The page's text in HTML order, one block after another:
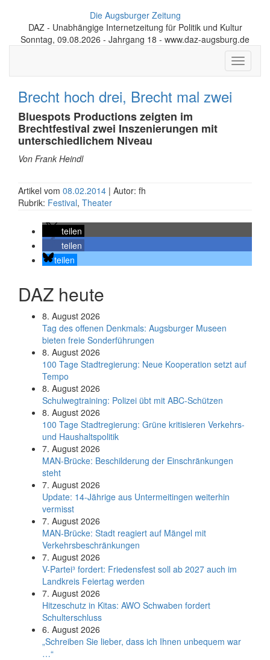
Die Augsburger Zeitung
DAZ - Unabhängige Internetzeitung für Politik und Kultur
Sonntag, 09.08.2026 - Jahrgang 18 - www.daz-augsburg.de
Toggle
Brecht hoch drei, Brecht mal zwei
Bluespots Productions zeigten im
Brechtfestival zwei Inszenierungen mit
unterschiedlichem Niveau
Von Frank Heindl
Artikel vom 08.02.2014 | Autor: fh
Rubrik: Festival, Theater
teilen
teilen
teilen
DAZ heute
8. August 2026
Tag des offenen Denkmals: Augsburger Museen
bieten freie Sonderführungen
8. August 2026
100 Tage Stadtregierung: Neue Kooperation setzt auf
Tempo
8. August 2026
Schul­weg­trai­ning: Poli­zei übt mit ABC-Schüt­zen
8. August 2026
100 Tage Stadtregierung: Grüne kritisieren Verkehrs-
und Haushaltspolitik
7. August 2026
MAN-Brücke: Beschilderung der Einschränkungen
steht
7. August 2026
Update: 14-Jährige aus Untermeitingen weiterhin
vermisst
7. August 2026
MAN-Brücke: Stadt reagiert auf Mängel mit
Verkehrsbeschränkungen
7. August 2026
V-Partei­³ fordert: Friedens­fest soll ab 2027 auch im
Land­kreis Feier­tag werden
7. August 2026
Hitzeschutz in Kitas: AWO Schwaben fordert
Schulterschluss
6. August 2026
„Schreiben Sie lieber, dass ich Ihnen unbequem war
…“